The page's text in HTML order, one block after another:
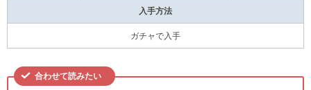
入手方法
ガチャで入手
合わせて読みたい